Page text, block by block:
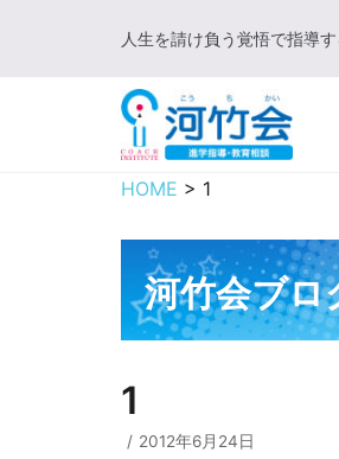
人生を請け負う覚悟で指導
HOME > 1
河竹会ブロ
1
2012年6月24日